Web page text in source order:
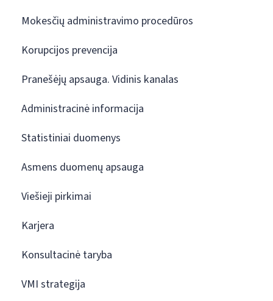
Mokesčių administravimo procedūros
Korupcijos prevencija
Pranešėjų apsauga. Vidinis kanalas
Administracinė informacija
Statistiniai duomenys
Asmens duomenų apsauga
Viešieji pirkimai
Karjera
Konsultacinė taryba
VMI strategija